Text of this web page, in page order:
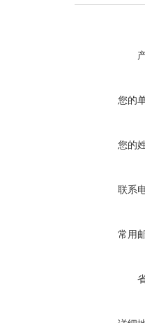
您的
您的
联系
常用